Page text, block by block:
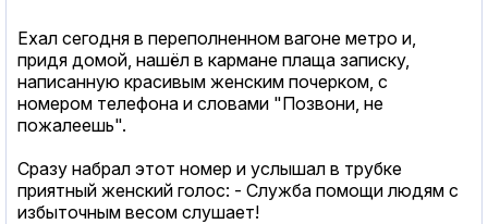
Ехал сегодня в переполненном вагоне метро и,
придя домой, нашёл в кармане плаща записку,
написанную красивым женским почерком, с
номером телефона и словами "Позвони, не
пожалеешь".
Сразу набрал этот номер и услышал в трубке
приятный женский голос: - Служба помощи людям с
избыточным весом слушает!